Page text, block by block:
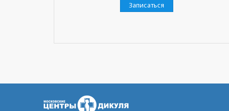
Записаться